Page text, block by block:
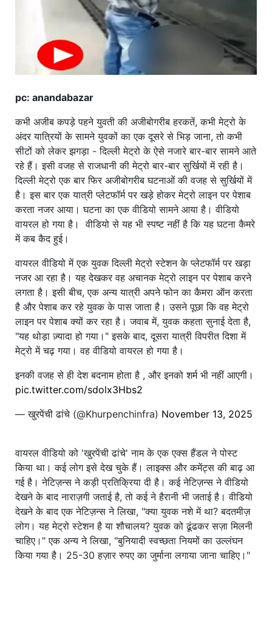
pc: anandabazar
कभी अजीब कपड़े पहने युवती की अजीबोगरीब हरकतें, कभी मेट्रो के
अंदर यात्रियों के सामने युवकों का एक दूसरे से भिड़ जाना, तो कभी
सीटों को लेकर झगड़ा - दिल्ली मेट्रो के ऐसे नजारे बार-बार सामने आते
रहे हैं। इसी वजह से राजधानी की मेट्रो बार-बार सुर्खियों में रही है।
दिल्ली मेट्रो एक बार फिर अजीबोगरीब घटनाओं की वजह से सुर्खियों में
है। इस बार एक यात्री प्लेटफॉर्म पर खड़े होकर मेट्रो लाइन पर पेशाब
करता नजर आया। घटना का एक वीडियो सामने आया है। वीडियो
वायरल हो गया है। वीडियो से यह भी स्पष्ट नहीं है कि यह घटना कैमरे
में कब कैद हुई।
वायरल वीडियो में एक युवक दिल्ली मेट्रो स्टेशन के प्लेटफॉर्म पर खड़ा
नजर आ रहा है। यह देखकर वह अचानक मेट्रो लाइन पर पेशाब करने
लगता है। इसी बीच, एक अन्य यात्री अपने फोन का कैमरा ऑन करता
है और पेशाब कर रहे युवक के पास जाता है। उसने पूछा कि वह मेट्रो
लाइन पर पेशाब क्यों कर रहा है। जवाब में, युवक कहता सुनाई देता है,
"यह थोड़ा ज़्यादा हो गया।" इसके बाद, दूसरा यात्री विपरीत दिशा में
मेट्रो में चढ़ गया। वह वीडियो वायरल हो गया है।
इनकी वजह से ही देश बदनाम होता है , और इनको शर्म भी नहीं आएगी।
pic.twitter.com/sdolx3Hbs2
— खुरपेंची ढांचे (@Khurpenchinfra) November 13, 2025
वायरल वीडियो को 'खुरपेंची ढांचे' नाम के एक एक्स हैंडल ने पोस्ट
किया था। कई लोग इसे देख चुके हैं। लाइक्स और कमेंट्स की बाढ़ आ
गई है। नेटिज़न्स ने कड़ी प्रतिक्रिया दी है। कई नेटिज़न्स ने वीडियो
देखने के बाद नाराज़गी जताई है, तो कई ने हैरानी भी जताई है। वीडियो
देखने के बाद एक नेटिज़न्स ने लिखा, "क्या युवक नशे में था? बदतमीज़
लोग। यह मेट्रो स्टेशन है या शौचालय? युवक को ढूंढकर सज़ा मिलनी
चाहिए।" एक अन्य ने लिखा, "बुनियादी स्वच्छता नियमों का उल्लंघन
किया गया है। 25-30 हज़ार रुपए का जुर्माना लगाया जाना चाहिए।"